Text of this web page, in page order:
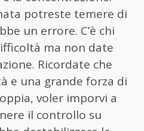
potreste temere di
un errore. C’è chi
ma non date
Ricordate che
e una grande forza di
voler imporvi a
il controllo su